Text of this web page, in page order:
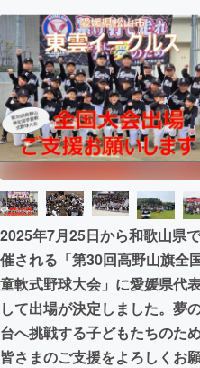
アート・写真
テクノロジー・ガ
映像・映画
ビジネス・起業
まちづくり・地域活
CAMPFIRE for Social
CAMPFIREふるさと納
2025年7月25日から和歌山県
催される「第30回高野山旗全
童軟式野球大会」に愛媛県代
して出場が決定しました。夢
台へ挑戦する子どもたちのた
皆さまのご支援をよろしくお